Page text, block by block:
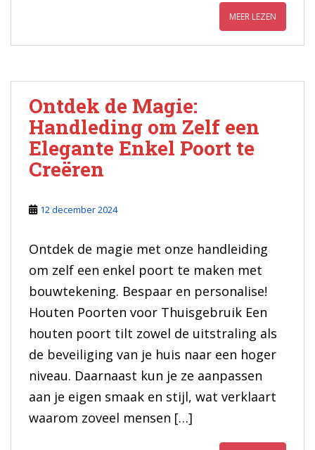
MEER LEZEN
Ontdek de Magie:
Handleding om Zelf een
Elegante Enkel Poort te
Creëren
12 december 2024
Ontdek de magie met onze handleiding
om zelf een enkel poort te maken met
bouwtekening. Bespaar en personalise!
Houten Poorten voor Thuisgebruik Een
houten poort tilt zowel de uitstraling als
de beveiliging van je huis naar een hoger
niveau. Daarnaast kun je ze aanpassen
aan je eigen smaak en stijl, wat verklaart
waarom zoveel mensen […]